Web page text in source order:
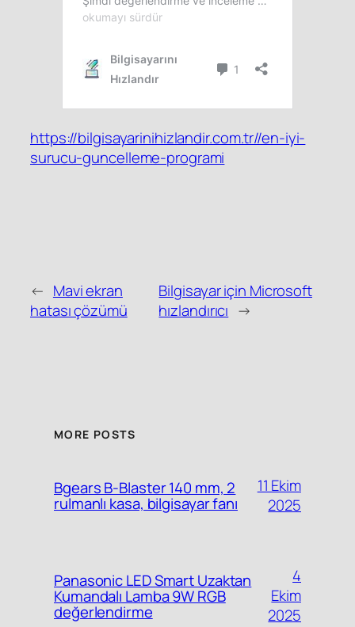
https://bilgisayarinihizlandir.com.tr//en-iyi-
surucu-guncelleme-programi
← Mavi ekran
hatası çözümü
Bilgisayar için Microsoft
hızlandırıcı →
MORE POSTS
Bgears B-Blaster 140 mm, 2
rulmanlı kasa, bilgisayar fanı
11 Ekim
2025
Panasonic LED Smart Uzaktan
Kumandalı Lamba 9W RGB
değerlendirme
4
Ekim
2025